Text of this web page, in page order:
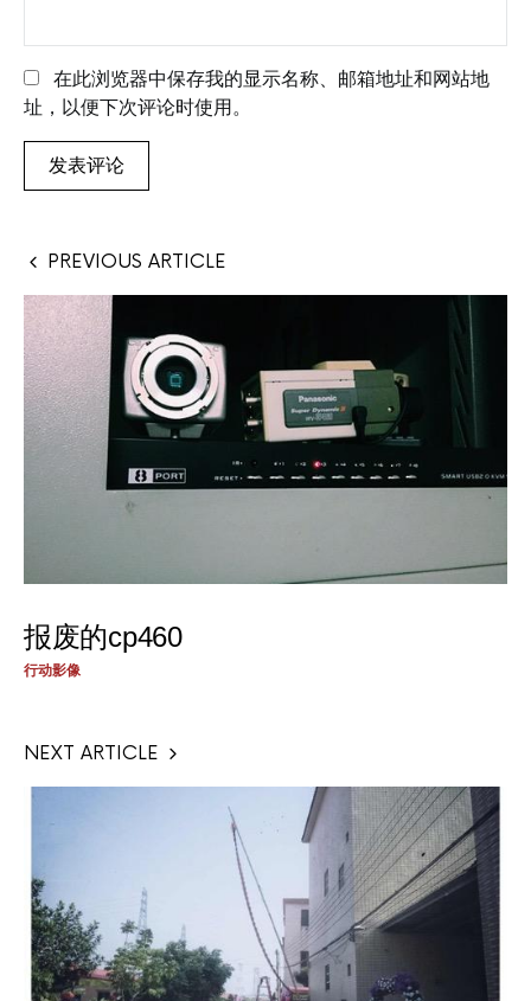
在此浏览器中保存我的显示名称、邮箱地址和网站地
址，以便下次评论时使用。
PREVIOUS ARTICLE
报废的cp460
行动影像
NEXT ARTICLE